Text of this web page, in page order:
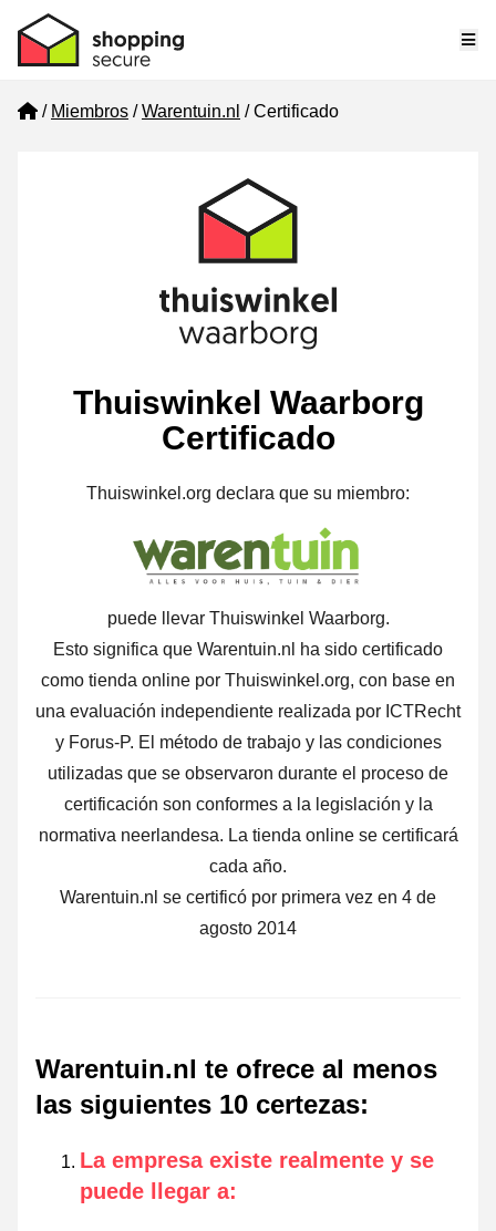
Home
Miembros Warentuin.nl Certificado
Thuiswinkel Waarborg
Certificado
Thuiswinkel.org declara que su miembro:
puede llevar Thuiswinkel Waarborg.
Esto significa que Warentuin.nl ha sido certificado
como tienda online por Thuiswinkel.org, con base en
una evaluación independiente realizada por ICTRecht
y Forus-P. El método de trabajo y las condiciones
utilizadas que se observaron durante el proceso de
certificación son conformes a la legislación y la
normativa neerlandesa. La tienda online se certificará
cada año.
Warentuin.nl se certificó por primera vez en 4 de
agosto 2014
Warentuin.nl te ofrece al menos
las siguientes 10 certezas:
La empresa existe realmente y se
puede llegar a: